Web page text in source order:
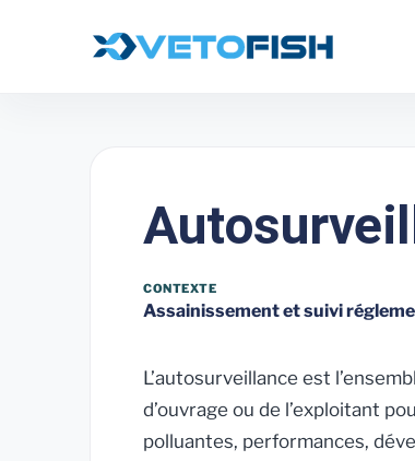
CONTEXTE
Assainissement et suivi
L’autosurveillance est
d’ouvrage ou de l’exploitant
polluantes, performances,